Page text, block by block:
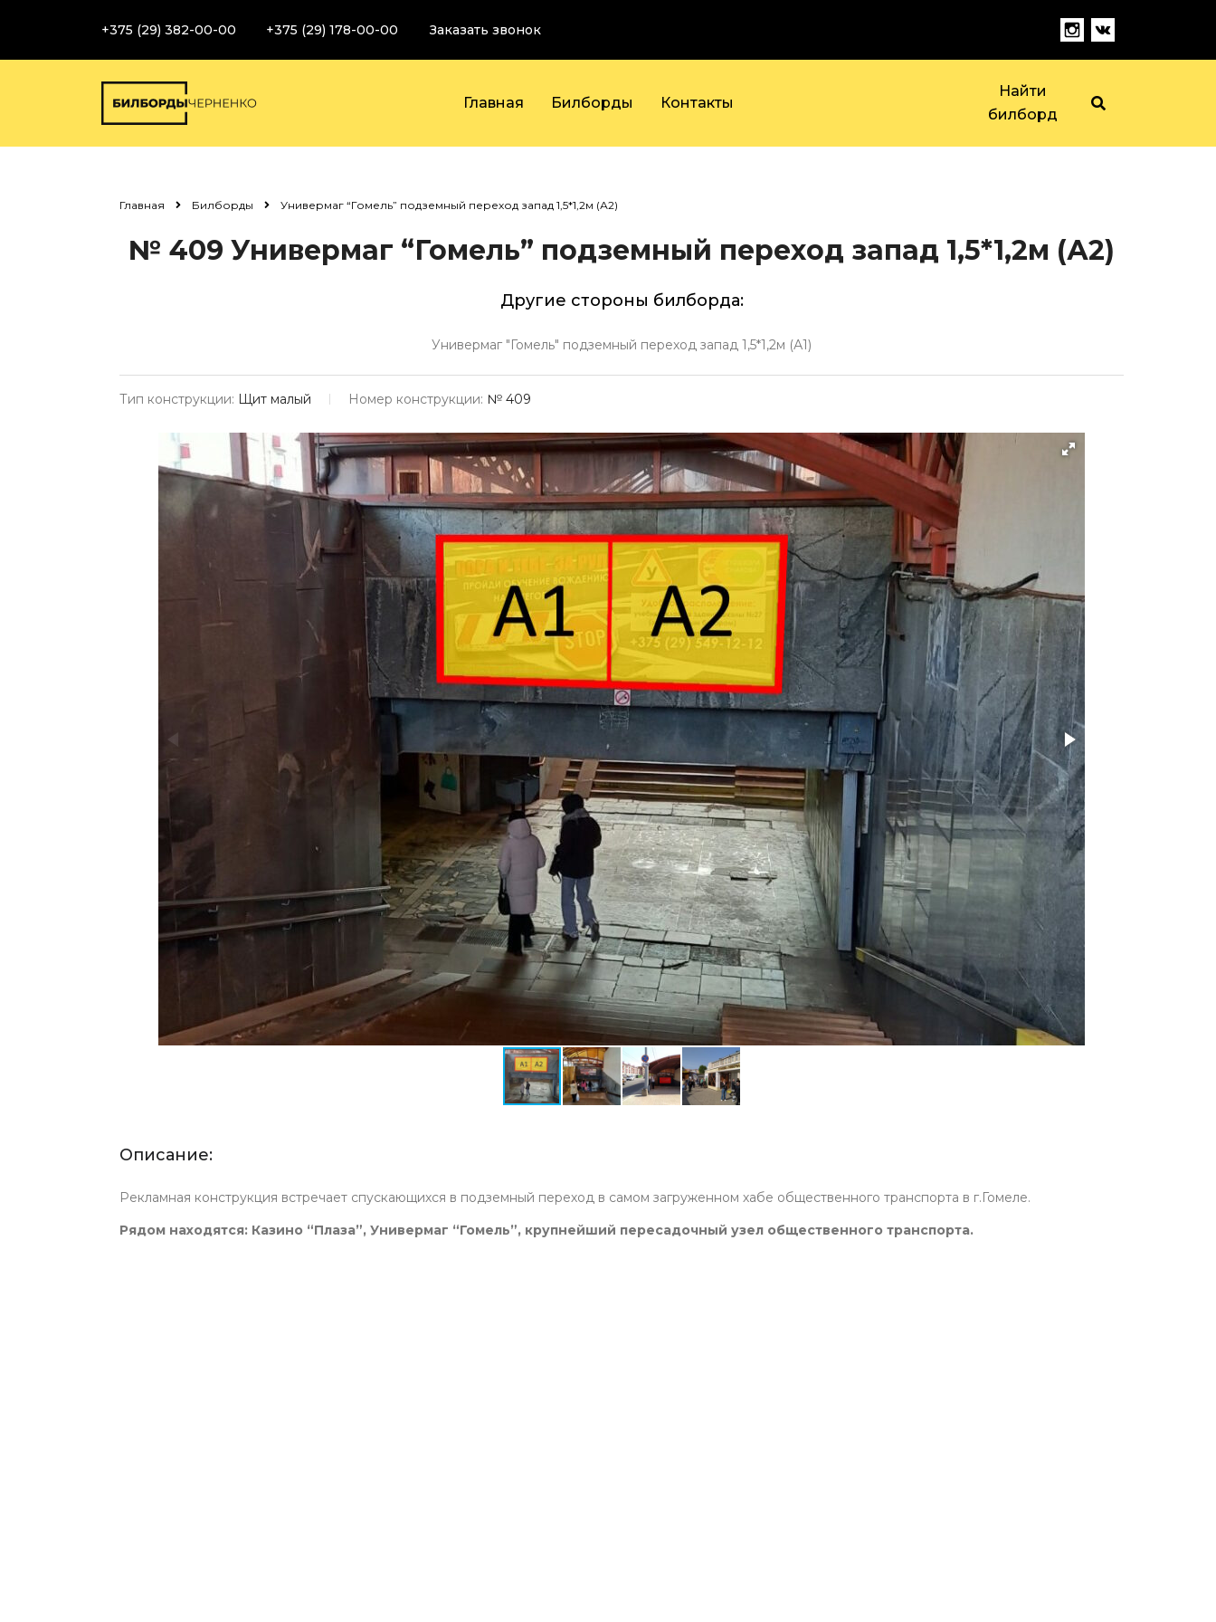
+375 (29) 382-00-00 +375 (29) 178-00-00 Заказать звонок
Главная Билборды Контакты
Найти
билборд
Главная Билборды Универмаг “Гомель” подземный переход запад 1,5*1,2м (А2)
№ 409 Универмаг “Гомель” подземный переход запад 1,5*1,2м (А2)
Другие стороны билборда:
Универмаг "Гомель" подземный переход запад 1,5*1,2м (А1)
Тип конструкции: Щит малый Номер конструкции: № 409
Описание:
Рекламная конструкция встречает спускающихся в подземный переход в самом загруженном хабе общественного транспорта в г.Гомеле.
Рядом находятся: Казино “Плаза”, Универмаг “Гомель”, крупнейший пересадочный узел общественного транспорта.